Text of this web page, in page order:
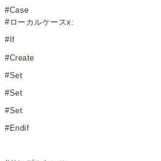
#Case
#ローカルケースx:
#If
#Create
#Set
#Set
#Set
#Endif